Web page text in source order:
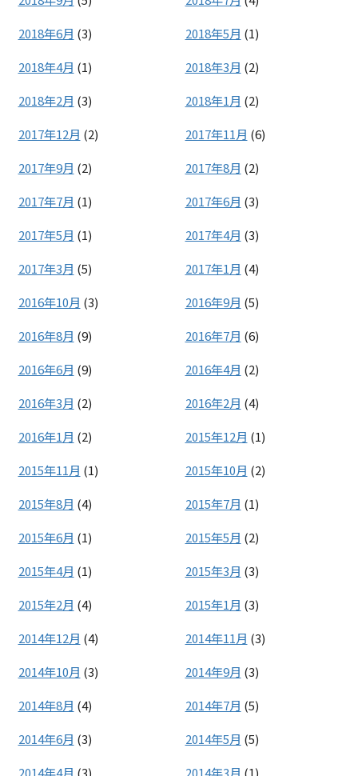
2018年6月 (3) 2018年5月 (1)
2018年4月 (1) 2018年3月 (2)
2018年2月 (3) 2018年1月 (2)
2017年12月 (2) 2017年11月 (6)
2017年9月 (2) 2017年8月 (2)
2017年7月 (1) 2017年6月 (3)
2017年5月 (1) 2017年4月 (3)
2017年3月 (5) 2017年1月 (4)
2016年10月 (3) 2016年9月 (5)
2016年8月 (9) 2016年7月 (6)
2016年6月 (9) 2016年4月 (2)
2016年3月 (2) 2016年2月 (4)
2016年1月 (2) 2015年12月 (1)
2015年11月 (1) 2015年10月 (2)
2015年8月 (4) 2015年7月 (1)
2015年6月 (1) 2015年5月 (2)
2015年4月 (1) 2015年3月 (3)
2015年2月 (4) 2015年1月 (3)
2014年12月 (4) 2014年11月 (3)
2014年10月 (3) 2014年9月 (3)
2014年8月 (4) 2014年7月 (5)
2014年6月 (3) 2014年5月 (5)
2014年4月 (3) 2014年3月 (1)